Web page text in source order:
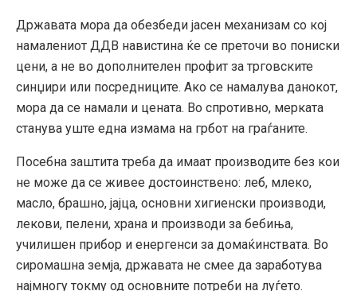
Државата мора да обезбеди јасен механизам со кој
намалениот ДДВ навистина ќе се преточи во пониски
цени, а не во дополнителен профит за трговските
синџири или посредниците. Ако се намалува данокот,
мора да се намали и цената. Во спротивно, мерката
станува уште една измама на грбот на граѓаните.
Посебна заштита треба да имаат производите без кои
не може да се живее достоинствено: леб, млеко,
масло, брашно, јајца, основни хигиенски производи,
лекови, пелени, храна и производи за бебиња,
училишен прибор и енергенси за домаќинствата. Во
сиромашна земја, државата не смее да заработува
најмногу токму од основните потреби на луѓето.